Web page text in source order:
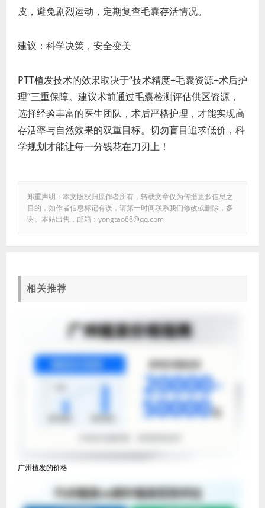
皮，避免剧烈运动，定期复查毛囊存活情况。
建议：科学决策，安全变美
PTT植发技术的效果取决于“技术精度+毛囊资源+术后护
理”三重保障。建议术前通过毛囊检测评估供区资源，
选择经验丰富的医生团队，术后严格护理，才能实现高
存活率与自然效果的双重目标。切勿盲目追求低价，科
学规划才能让每一分钱花在刀刃上！
郑重声明：本文版权归原作者所有，转载文章仅为传播更多信息之
目的，如作者信息标记有误，请第一时间联系我们修改或删除，多
谢。本站出售，邮箱：yongtao68@qq.com
相关推荐
广州植发的价格